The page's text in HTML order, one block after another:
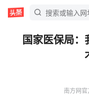
国家医保局：
南方网